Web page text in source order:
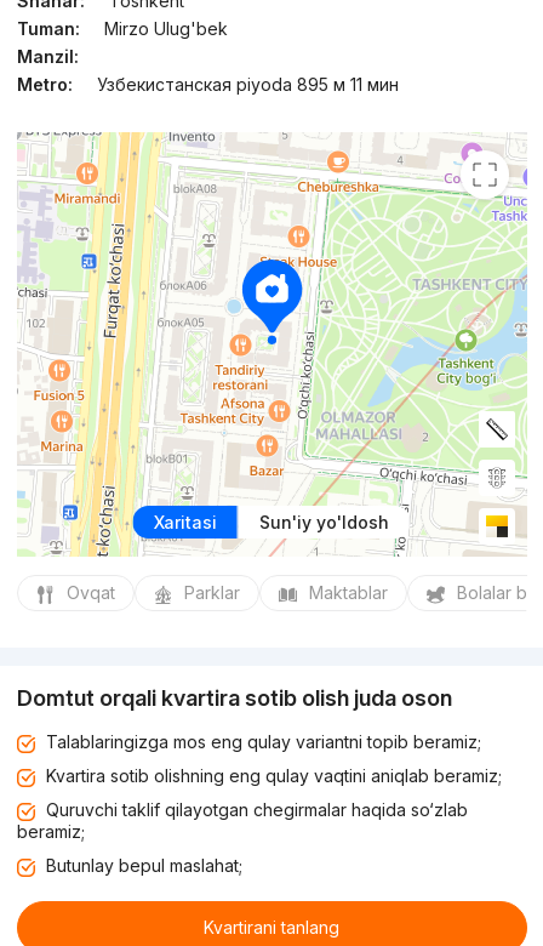
Tuman:
Mirzo Ulug'bek
Manzil:
Metro:
Узбекистанская piyoda 895 м 11 мин
Xaritasi Sun'iy yo'ldosh
Ovqat Parklar Maktablar Bolalar
Domtut orqali kvartira sotib olish juda oson
Talablaringizga mos eng qulay variantni topib beramiz;
Kvartira sotib olishning eng qulay vaqtini aniqlab beramiz;
Quruvchi taklif qilayotgan chegirmalar haqida so‘zlab
beramiz;
Butunlay bepul maslahat;
Kvartirani tanlang